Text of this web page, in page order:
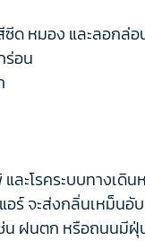
ซีด หมอง และลอกล่อ
ร่อน
ละโรคระบบทางเดิน
อร์ จะส่งกลิ่นเหม็นอับ
น ฝนตก หรือถนนมีฝุ่